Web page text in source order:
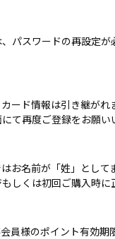
パスワードの再設定が
ード情報は引き継がれ
て再度ご登録をお願い
お名前が「姓」として
しくは初回ご購入時
員様のポイント有効